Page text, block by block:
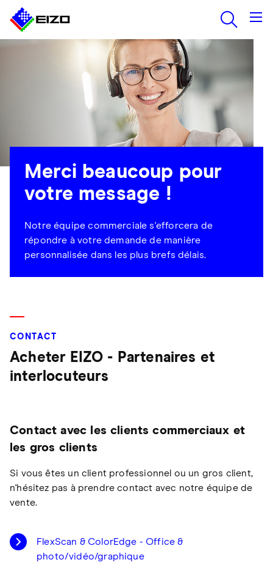
Merci beaucoup pour
votre message !
Notre équipe commerciale s'efforcera de
répondre à votre demande de manière
personnalisée dans les plus brefs délais.
CONTACT
Acheter EIZO - Partenaires et
interlocuteurs
Contact avec les clients commerciaux et
les gros clients
Si vous êtes un client professionnel ou un gros client,
n'hésitez pas à prendre contact avec notre équipe de
vente.
FlexScan & ColorEdge - Office &
photo/vidéo/graphique